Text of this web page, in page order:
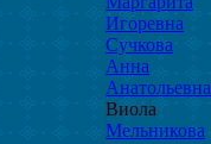
Игоревна
Сучкова
Анна
Анатольевна
Виола
Мельникова